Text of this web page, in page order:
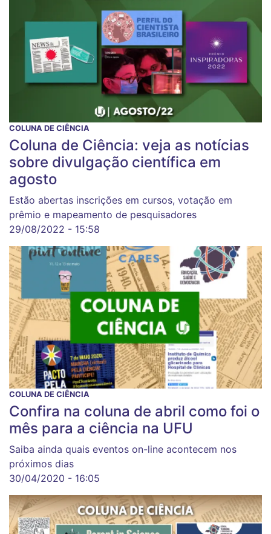
COLUNA DE CIÊNCIA
Coluna de Ciência: veja as notícias
sobre divulgação científica em
agosto
Estão abertas inscrições em cursos, votação em
prêmio e mapeamento de pesquisadores
29/08/2022 - 15:58
COLUNA DE CIÊNCIA
Confira na coluna de abril como foi o
mês para a ciência na UFU
Saiba ainda quais eventos on-line acontecem nos
próximos dias
30/04/2020 - 16:05